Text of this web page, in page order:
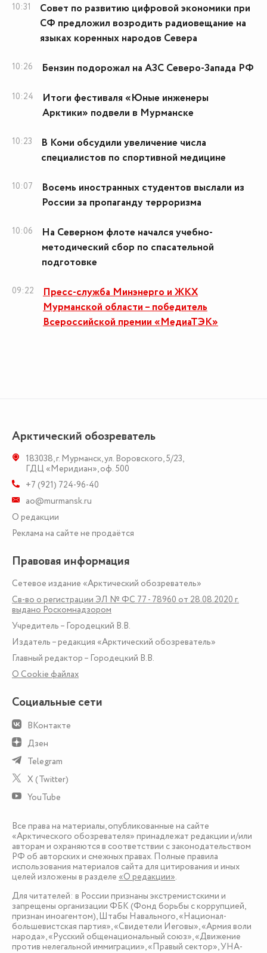
10:31
Совет по развитию цифровой экономики при
СФ предложил возродить радиовещание на
языках коренных народов Севера
10:26 Бензин подорожал на АЗС Северо-Запада РФ
10:24
Итоги фестиваля «Юные инженеры
Арктики» подвели в Мурманске
10:23
В Коми обсудили увеличение числа
специалистов по спортивной медицине
10:07
Восемь иностранных студентов выслали из
России за пропаганду терроризма
10:06
На Северном флоте начался учебно-
методический сбор по спасательной
подготовке
09:22
Пресс-служба Минэнерго и ЖКХ
Мурманской области – победитель
Всероссийской премии «МедиаТЭК»
Арктический обозреватель
183038,г. Мурманск,ул. Воровского, 5/23,
ГДЦ «Меридиан», оф. 500
+7 (921) 724-96-40
ao@murmansk.ru
О редакции
Реклама на сайте не продаётся
Правовая информация
Сетевое издание «Арктический обозреватель»
Св-во о регистрации ЭЛ № ФС 77 - 78960 от 28.08.2020 г.
выдано Роскомнадзором
Учредитель – Городецкий В.В.
Издатель – редакция «Арктический обозреватель»
Главный редактор – Городецкий В.В.
О Сookie файлах
Социальные сети
ВКонтакте
Дзен
Telegram
X (Twitter)
YouTube
Все права на материалы, опубликованные на сайте
«Арктического обозревателя» принадлежат редакции и/или
авторам и охраняются в соответствии с законодательством
РФ об авторских и смежных правах. Полные правила
использования материалов сайта для цитирования и иных
целей изложены в разделе «О редакции».
Для читателей: в России признаны экстремистскими и
запрещены организации ФБК (Фонд борьбы с коррупцией,
признан иноагентом), Штабы Навального, «Национал-
большевистская партия», «Свидетели Иеговы», «Армия воли
народа», «Русский общенациональный союз», «Движение
против нелегальной иммиграции», «Правый сектор», УНА-